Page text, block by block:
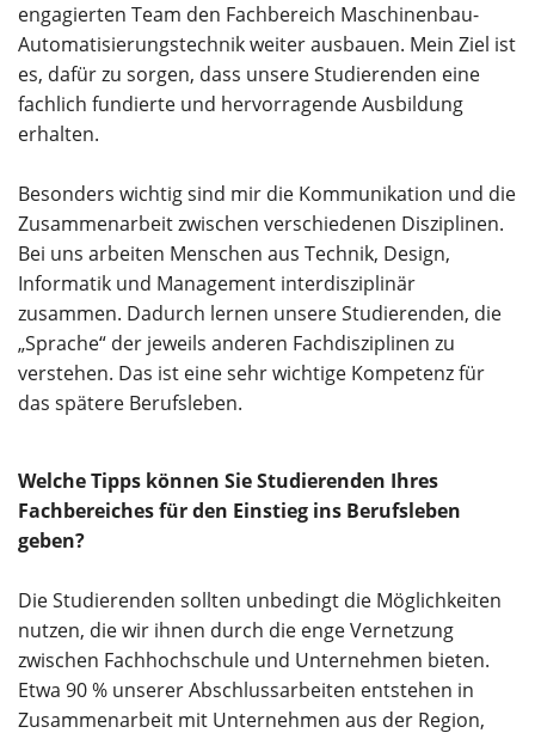
engagierten Team den Fachbereich Maschinenbau-
Automatisierungstechnik weiter ausbauen. Mein Ziel ist
es, dafür zu sorgen, dass unsere Studierenden eine
fachlich fundierte und hervorragende Ausbildung
erhalten.
Besonders wichtig sind mir die Kommunikation und die
Zusammenarbeit zwischen verschiedenen Disziplinen.
Bei uns arbeiten Menschen aus Technik, Design,
Informatik und Management interdisziplinär
zusammen. Dadurch lernen unsere Studierenden, die
„Sprache“ der jeweils anderen Fachdisziplinen zu
verstehen. Das ist eine sehr wichtige Kompetenz für
das spätere Berufsleben.
Welche Tipps können Sie Studierenden Ihres
Fachbereiches für den Einstieg ins Berufsleben
geben?
Die Studierenden sollten unbedingt die Möglichkeiten
nutzen, die wir ihnen durch die enge Vernetzung
zwischen Fachhochschule und Unternehmen bieten.
Etwa 90 % unserer Abschlussarbeiten entstehen in
Zusammenarbeit mit Unternehmen aus der Region,